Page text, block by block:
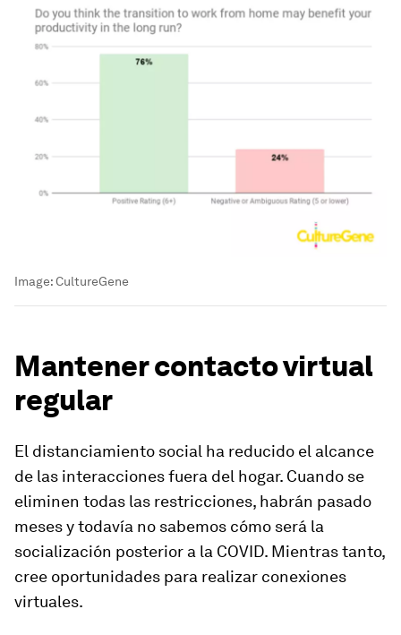
Image:CultureGene
Mantener contacto virtual
regular
El distanciamiento social ha reducido el alcance
de las interacciones fuera del hogar. Cuando se
eliminen todas las restricciones, habrán pasado
meses y todavía no sabemos cómo será la
socialización posterior a la COVID. Mientras tanto,
cree oportunidades para realizar conexiones
virtuales.